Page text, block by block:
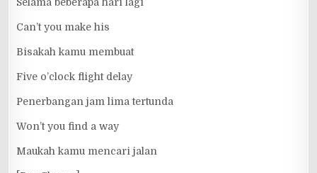
Can’t you make his
Bisakah kamu membuat
Five o’clock flight delay
Penerbangan jam lima tertunda
Won’t you find a way
Maukah kamu mencari jalan